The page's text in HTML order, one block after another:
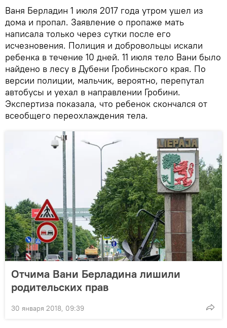
Ваня Берладин 1 июля 2017 года утром ушел из
дома и пропал. Заявление о пропаже мать
написала только через сутки после его
исчезновения. Полиция и добровольцы искали
ребенка в течение 10 дней. 11 июля тело Вани было
найдено в лесу в Дубени Гробиньского края. По
версии полиции, мальчик, вероятно, перепутал
автобусы и уехал в направлении Гробини.
Экспертиза показала, что ребенок скончался от
всеобщего переохлаждения тела.
Отчима Вани Берладина лишили
родительских прав
30 января 2018, 09:39